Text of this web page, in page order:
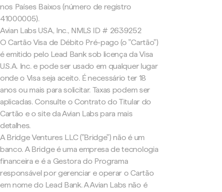
nos Países Baixos (número de registro
41000005).
Avian Labs USA, Inc., NMLS ID # 2639252
O Cartão Visa de Débito Pré-pago (o "Cartão")
é emitido pelo Lead Bank sob licença da Visa
U.S.A. Inc. e pode ser usado em qualquer lugar
onde o Visa seja aceito. É necessário ter 18
anos ou mais para solicitar. Taxas podem ser
aplicadas. Consulte o Contrato do Titular do
Cartão e o site da Avian Labs para mais
detalhes.
A Bridge Ventures LLC ("Bridge") não é um
banco. A Bridge é uma empresa de tecnologia
financeira e é a Gestora do Programa
responsável por gerenciar e operar o Cartão
em nome do Lead Bank. A Avian Labs não é